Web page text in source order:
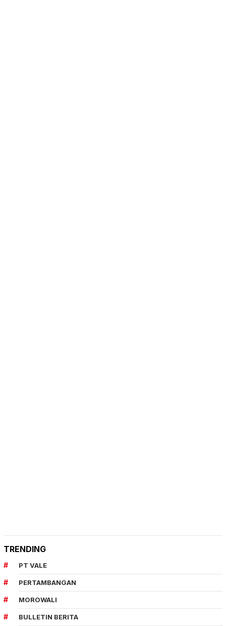
TRENDING
PT VALE
PERTAMBANGAN
MOROWALI
BULLETIN BERITA